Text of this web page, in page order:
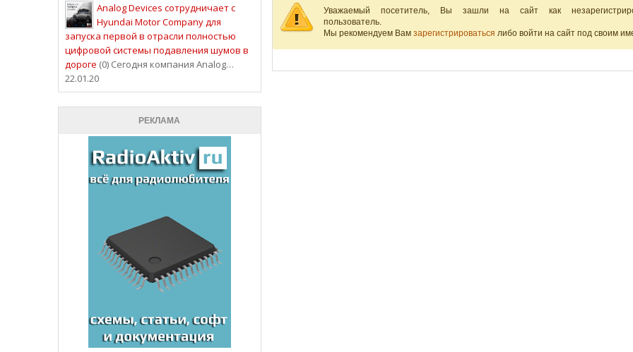
Analog Devices сотрудничает с
Hyundai Motor Company для
запуска первой в отрасли полностью
цифровой системы подавления шумов в
дороге (0) Сегодня компания Analog…
22.01.20
РЕКЛАМА
Уважаемый посетитель, Вы зашли на сайт как
пользователь.
Мы рекомендуем Вам зарегистрироваться либо войти на сайт под своим